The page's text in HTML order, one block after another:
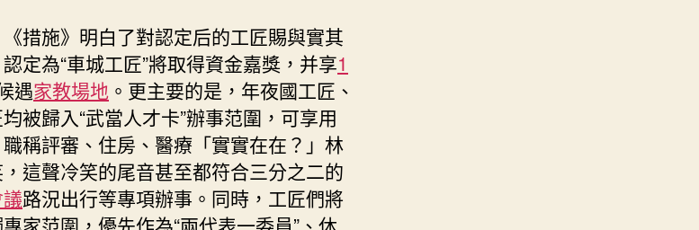
措施》明白了對認定后的工匠賜與實其
定為“車城工匠”將取得資金嘉獎，并享1
遇家教場地 。更主要的是，年夜國工匠、
被歸入“武當人才卡”辦事范圍，可享用
稱評審、住房、醫療「實實在在？」林
這聲冷笑的尾音甚至都符合三分之二的
路況出行等專項辦事。同時，工匠們將
家范圍，優先作為“兩代表一委員”、休